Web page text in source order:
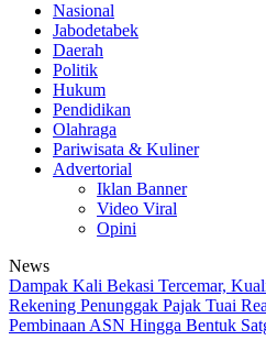
Nasional
Jabodetabek
Daerah
Politik
Hukum
Pendidikan
Olahraga
Pariwisata & Kuliner
Advertorial
Iklan Banner
Video Viral
Opini
News
Dampak Kali Bekasi Tercemar,
Rekening Penunggak Pajak Tuai
Pembinaan ASN Hingga Bentuk